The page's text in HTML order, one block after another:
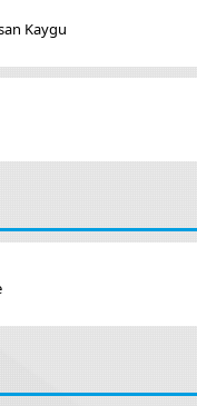
Kaygu